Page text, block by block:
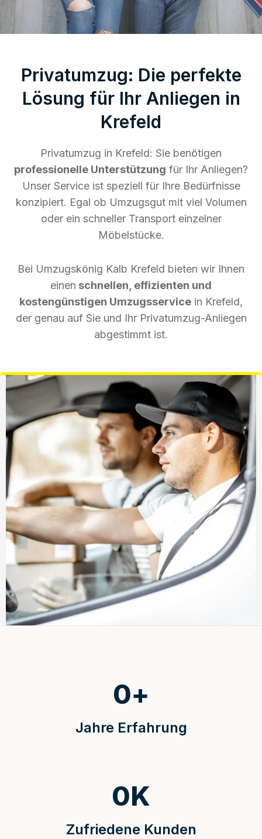
Privatumzug: Die perfekte
Lösung für Ihr Anliegen in
Krefeld
Privatumzug in Krefeld: Sie benötigen
professionelle Unterstützung für Ihr Anliegen?
Unser Service ist speziell für Ihre Bedürfnisse
konzipiert. Egal ob Umzugsgut mit viel Volumen
oder ein schneller Transport einzelner
Möbelstücke.
Bei Umzugskönig Kalb Krefeld bieten wir Ihnen
einen schnellen, effizienten und
kostengünstigen Umzugsservice in Krefeld,
der genau auf Sie und Ihr Privatumzug-Anliegen
abgestimmt ist.
Jahre Erfahrung
0+
Zufriedene Kunden
0K